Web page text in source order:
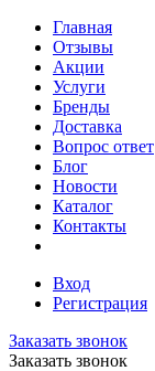
Главная
Отзывы
Акции
Услуги
Бренды
Доставка
Вопрос ответ
Блог
Новости
Каталог
Контакты
Вход
Регистрация
Заказать звонок
Заказать звонок